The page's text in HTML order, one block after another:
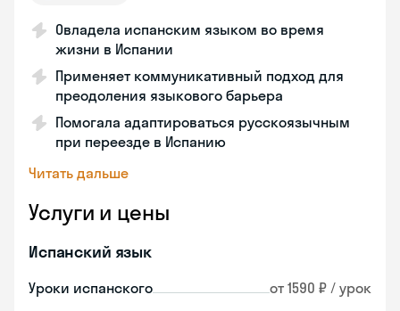
Овладела испанским языком во время
жизни в Испании
Применяет коммуникативный подход для
преодоления языкового барьера
Помогала адаптироваться русскоязычным
при переезде в Испанию
Читать дальше
Услуги и цены
Испанский язык
Уроки испанского от 1590 ₽ / урок